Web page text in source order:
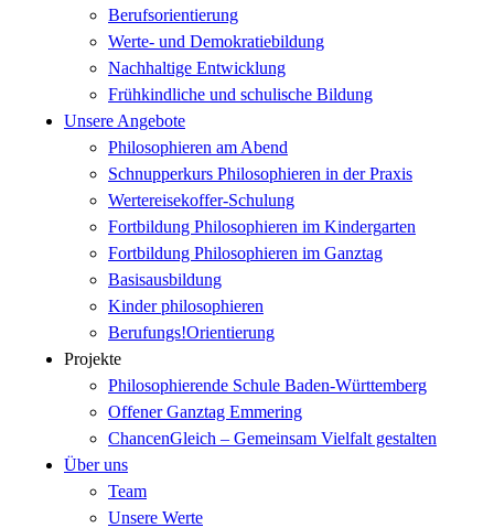
Berufsorientierung
Werte- und Demokratiebildung
Nachhaltige Entwicklung
Frühkindliche und schulische Bildung
Unsere Angebote
Philosophieren am Abend
Schnupperkurs Philosophieren in der Praxis
Wertereisekoffer-Schulung
Fortbildung Philosophieren im Kindergarten
Fortbildung Philosophieren im Ganztag
Basisausbildung
Kinder philosophieren
Berufungs!Orientierung
Projekte
Philosophierende Schule Baden-Württemberg
Offener Ganztag Emmering
ChancenGleich – Gemeinsam Vielfalt gestalten
Über uns
Team
Unsere Werte